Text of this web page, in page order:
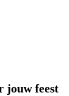
jouw feest